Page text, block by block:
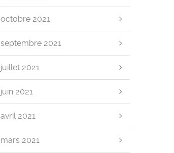
octobre 2021
septembre 2021
juillet 2021
juin 2021
avril 2021
mars 2021